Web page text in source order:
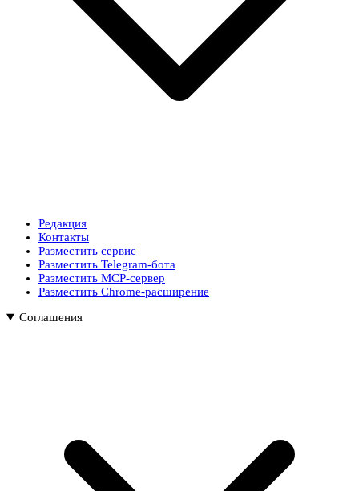
Редакция
Контакты
Разместить сервис
Разместить Telegram-бота
Разместить MCP-сервер
Разместить Chrome-расширение
Соглашения